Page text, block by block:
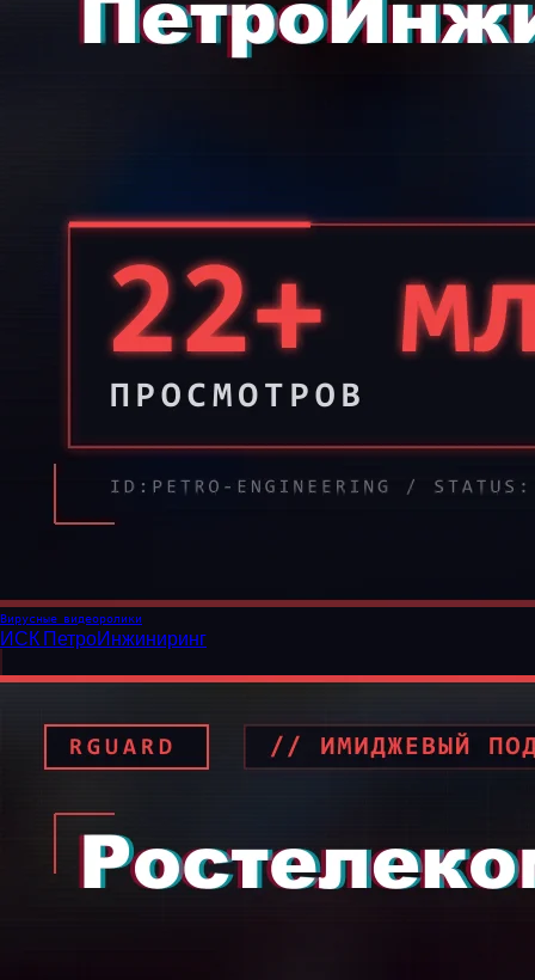
Вирусные видеоролики
ИСК ПетроИнжиниринг